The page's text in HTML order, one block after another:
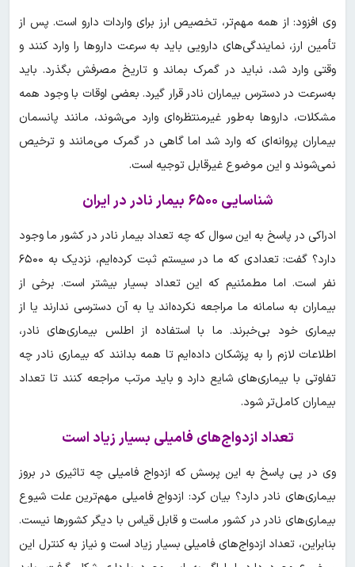
وی افزود: از همه مهم‌تر، تخصیص ارز برای واردات دارو است. پس از
تأمین ارز، نمایندگی‌های دارویی باید به سرعت داروها را وارد کنند و
وقتی وارد شد، نباید در گمرک بماند و تاریخ مصرفش بگذرد. باید
به‌سرعت در دسترس بیماران نادر قرار گیرد. بعضی اوقات با وجود همه
مشکلات، داروها به‌طور غیرمنتظره‌ای وارد می‌شوند، مانند پانسمان
بیماران پروانه‌ای که وارد شد اما گاهی در گمرک می‌مانند و ترخیص
نمی‌شوند و این موضوع غیرقابل توجیه است.
شناسایی ۶۵۰۰ بیمار نادر در ایران
ادراکی در پاسخ به این سوال که چه تعداد بیمار نادر در کشور ما وجود
دارد؟ گفت: تعدادی که ما در سیستم ثبت کرده‌ایم، نزدیک به ۶۵۰۰
نفر است. اما مطمئنیم که این تعداد بسیار بیشتر است. برخی از
بیماران به سامانه ما مراجعه نکرده‌اند یا به آن دسترسی ندارند یا از
بیماری خود بی‌خبرند. ما با استفاده از اطلس بیماری‌های نادر،
اطلاعات لازم را به پزشکان داده‌ایم تا همه بدانند که بیماری نادر چه
تفاوتی با بیماری‌های شایع دارد و باید مرتب مراجعه کنند تا تعداد
بیماران کامل‌تر شود.
تعداد ازدواج‌های فامیلی بسیار زیاد است
وی در پی پاسخ به این پرسش که ازدواج فامیلی چه تاثیری در بروز
بیماری‌های نادر دارد؟ بیان کرد: ازدواج فامیلی مهم‌ترین علت شیوع
بیماری‌های نادر در کشور ماست و قابل قیاس با دیگر کشورها نیست.
بنابراین، تعداد ازدواج‌های فامیلی بسیار زیاد است و نیاز به کنترل این